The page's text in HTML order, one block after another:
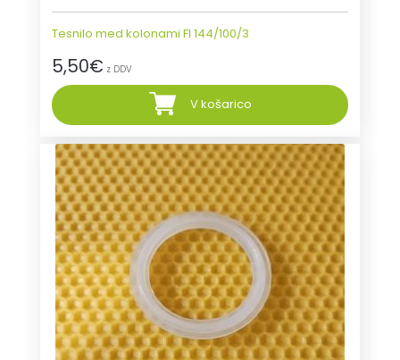
Tesnilo med kolonami FI 144/100/3
5,50€ z DDV
V košarico